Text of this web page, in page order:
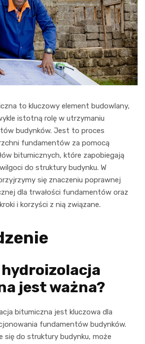
to kluczowy element budowlany,
istotną rolę w utrzymaniu
budynków. Jest to proces
fundamentów za pomocą
bitumicznych, które zapobiegają
do struktury budynku. W
się znaczeniu poprawnej
dla trwałości fundamentów oraz
i korzyści z nią związane.
hydroizolacja
jest ważna?
bitumiczna jest kluczowa dla
fundamentów budynków.
się do struktury budynku, może